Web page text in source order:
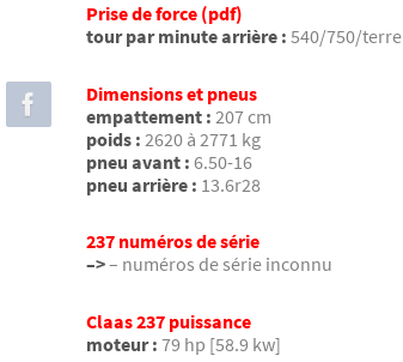
Prise de force (pdf)
tour par minute arrière : 540/750/terre
Dimensions et pneus
empattement : 207 cm
poids : 2620 à 2771 kg
pneu avant : 6.50-16
pneu arrière : 13.6r28
237 numéros de série
–>– numéros de série inconnu
Claas 237 puissance
moteur : 79 hp [58.9 kw]